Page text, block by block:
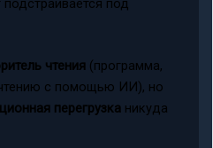
подстраивается под
чтения(программа,
с помощью ИИ), но
перегрузканикуда